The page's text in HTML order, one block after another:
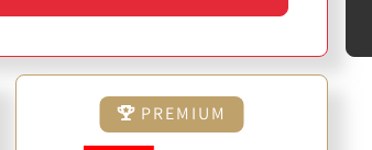
PREMIUM